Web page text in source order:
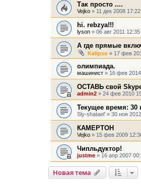
Так просто ....
Vejko » 11 дек 2008 17:22
hi. rebzya!!!
lyson » 06 авг 2011 12:35
А где прямые
Kalipso » 17 фев
олимпиада.
машинист » 16 фев
ОСТАВЬ свой
admin2 » 24 фев 2010
Текущее время: 30
Sly-shatael' » 30 ноя
КАМЕРТОН
Vejko » 15 фев 2009
Чипльдуктор!
justme » 16 апр 2007
Новая тема